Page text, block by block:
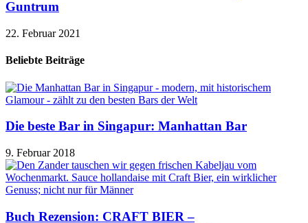
Guntrum
22. Februar 2021
Beliebte Beiträge
Die beste Bar in Singapur: Manhattan Bar
9. Februar 2018
Buch Rezension: CRAFT BIER –